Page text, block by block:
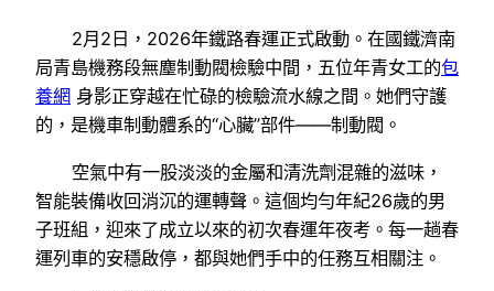
2月2日，2026年鐵路春運正式啟動。在國鐵濟南
局青島機務段無塵制動閥檢驗中間，五位年青女工的包
養網 身影正穿越在忙碌的檢驗流水線之間。她們守護
的，是機車制動體系的“心臟”部件——制動閥。
空氣中有一股淡淡的金屬和清洗劑混雜的滋味，
智能裝備收回消沉的運轉聲。這個均勻年紀26歲的男
子班組，迎來了成立以來的初次春運年夜考。每一趟春
運列車的安穩啟停，都與她們手中的任務互相關注。